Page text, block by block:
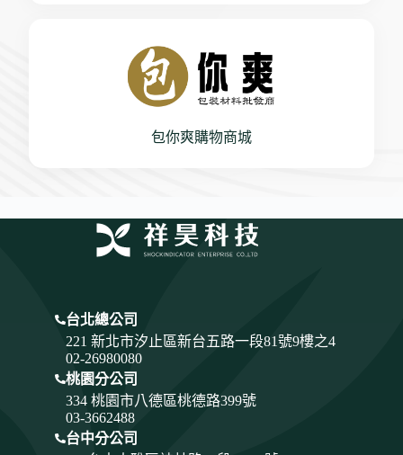
包你爽購物商城
台北總公司
221 新北市汐止區新台五路一段81號9樓之4
02-26980080
桃園分公司
334 桃園市八德區桃德路399號
03-3662488
台中分公司